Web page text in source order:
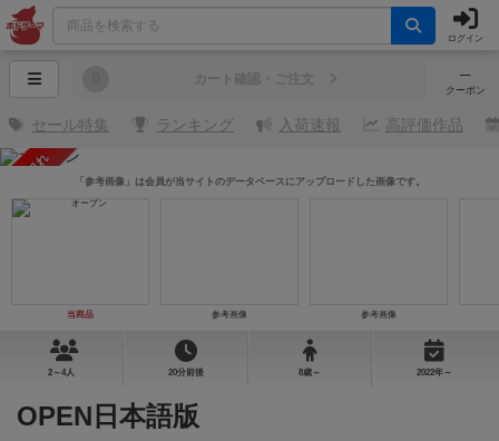
ログイン
─
クーポン
カート確認・ご注文
セール特集 ランキング 入荷速報 高評価作品
売り切れ
当商品 参考画像 参考画像
「参考画像」は会員が当サイトのデータベースにアップロードした画像です。
2～4人 20分前後 8歳～ 2022年～
OPEN日本語版